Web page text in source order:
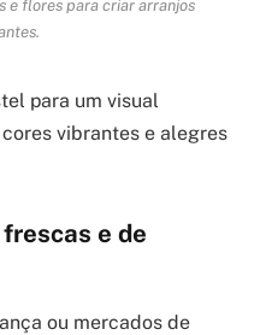
e flores para criar arranjos
para um visual
vibrantes e alegres
e de
ou mercados de